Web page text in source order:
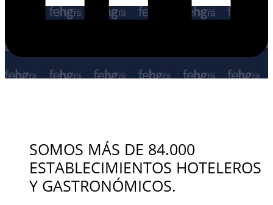
SOMOS MÁS DE 84.000
ESTABLECIMIENTOS HOTELEROS
Y GASTRONÓMICOS.